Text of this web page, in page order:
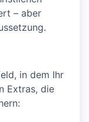
– aber
in dem Ihr
Extras, die